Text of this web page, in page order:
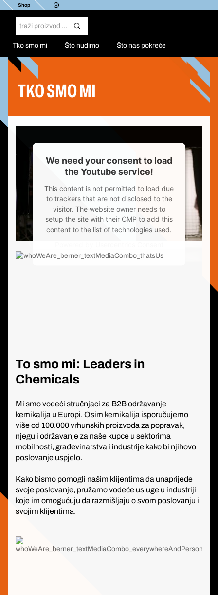
Shop
Tko smo mi Što nudimo Što nas pokreće
TKO SMO MI
We need your consent to load
the Youtube service!
This content is not permitted to load due
to trackers that are not disclosed to the
visitor. The website owner needs to
setup the site with their CMP to add this
content to the list of technologies used.
Management Platform
To smo mi: Leaders in
Chemicals
Mi smo vodeći stručnjaci za B2B održavanje
kemikalija u Europi. Osim kemikalija isporučujemo
više od 100.000 vrhunskih proizvoda za popravak,
njegu i održavanje za naše kupce u sektorima
mobilnosti, građevinarstva i industrije kako bi njihovo
poslovanje uspjelo.
Kako bismo pomogli našim klijentima da unaprijede
svoje poslovanje, pružamo vodeće usluge u industriji
koje im omogućuju da razmišljaju o svom poslovanju i
svojim klijentima.